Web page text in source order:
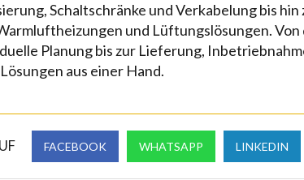
Schaltschränke und Verkabelung bis
und Lüftungslösungen.
Planung bis zur Lieferung,
aus einer Hand.
FACEBOOK WHATSAPP LINKEDIN